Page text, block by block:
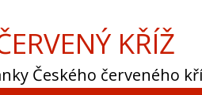
KŘÍŽ
Českého červeného